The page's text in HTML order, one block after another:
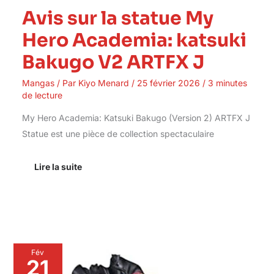
Avis sur la statue My
Hero Academia: katsuki
Bakugo V2 ARTFX J
Mangas/ Par Kiyo Menard / 25 février 2026 / 3 minutes
de lecture
My Hero Academia: Katsuki Bakugo (Version 2) ARTFX J
Statue est une pièce de collection spectaculaire
Lire la suite
Fév
21
Avis
sur
la